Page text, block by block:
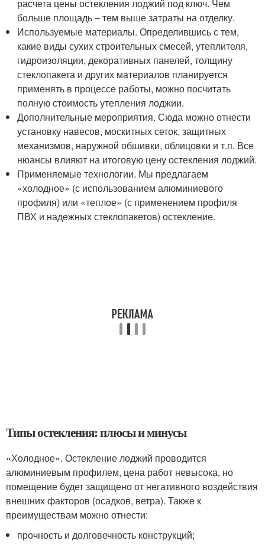
расчета цены остекления лоджий под ключ. Чем
больше площадь – тем выше затраты на отделку.
Используемые материалы. Определившись с тем,
какие виды сухих строительных смесей, утеплителя,
гидроизоляции, декоративных панелей, толщину
стеклопакета и других материалов планируется
применять в процессе работы, можно посчитать
полную стоимость утепления лоджии.
Дополнительные мероприятия. Сюда можно отнести
установку навесов, москитных сеток, защитных
механизмов, наружной обшивки, облицовки и т.п. Все
нюансы влияют на итоговую цену остекления лоджий.
Применяемые технологии. Мы предлагаем
«холодное» (с использованием алюминиевого
профиля) или «теплое» (с применением профиля
ПВХ и надежных стеклопакетов) остекление.
Типы остекления: плюсы и минусы
«Холодное». Остекление лоджий проводится
алюминиевым профилем, цена работ невысока, но
помещение будет защищено от негативного воздействия
внешних факторов (осадков, ветра). Также к
преимуществам можно отнести:
прочность и долговечность конструкций;